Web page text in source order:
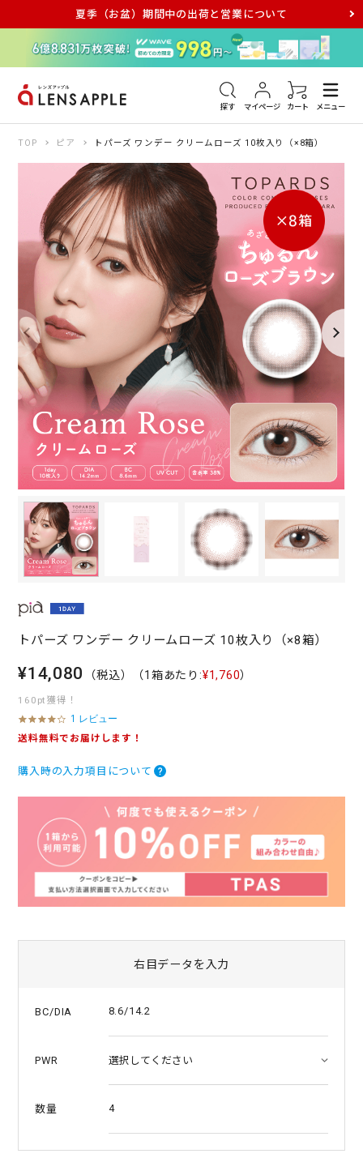
夏季（お盆）期間中の出荷と営業について
探す マイページ カート メニュー
アキュビュー メダリスト メガネ
TOP ピア トパーズ ワンデー クリームローズ 10枚入り（×8箱）
トパーズ ワンデー クリームローズ 10枚入り（×8箱）
¥14,080 （税込） （1箱あたり:¥1,760）
160pt獲得！
4
.
t
r
t
n
g
1 レビュー
送料無料でお届けします！
購入時の入力項目について
右目データを入力
BC/DIA 8.6/14.2
PWR
数量 4